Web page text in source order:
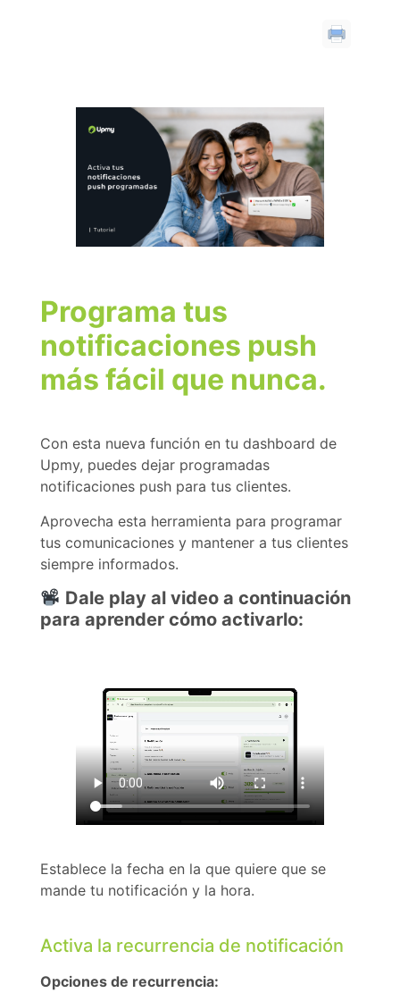
Programa tus
notificaciones push
más fácil que nunca.
Con esta nueva función en tu dashboard de
Upmy, puedes dejar programadas
notificaciones push para tus clientes.
Aprovecha esta herramienta para programar
tus comunicaciones y mantener a tus clientes
siempre informados.
Dale play al video a continuación
para aprender cómo activarlo:
Establece la fecha en la que quiere que se
mande tu notificación y la hora.
Activa la recurrencia de notificación
Opciones de recurrencia: